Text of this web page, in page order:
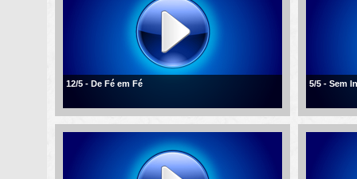
12/5 - De Fé em Fé 5/5 - Sem